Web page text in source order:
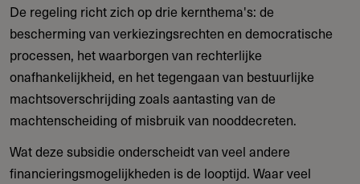
De regeling richt zich op drie kernthema's: de
bescherming van verkiezingsrechten en democratische
processen, het waarborgen van rechterlijke
onafhankelijkheid, en het tegengaan van bestuurlijke
machtsoverschrijding zoals aantasting van de
machtenscheiding of misbruik van nooddecreten.
Wat deze subsidie onderscheidt van veel andere
financieringsmogelijkheden is de looptijd. Waar veel